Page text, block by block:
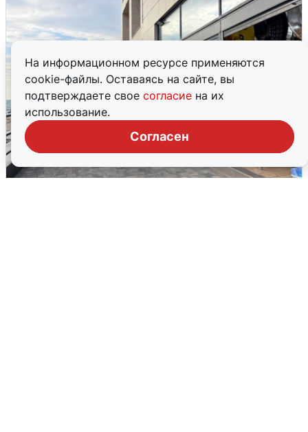
На информационном ресурсе применяются
cookie-файлы. Оставаясь на сайте, вы
подтверждаете свое согласие на их
использование.
Согласен